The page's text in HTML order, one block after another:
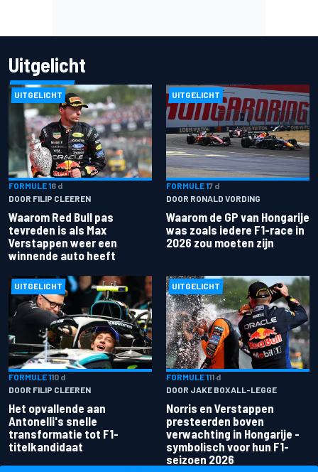
Uitgelicht
UITGELICHT
FORMULE 16 d
DOOR FILIP CLEEREN
Waarom Red Bull pas
tevreden is als Max
Verstappen weer een
winnende auto heeft
UITGELICHT
FORMULE 17 d
DOOR RONALD VORDING
Waarom de GP van Hongarije
was zoals iedere F1-race in
2026 zou moeten zijn
UITGELICHT
FORMULE 110 d
DOOR FILIP CLEEREN
Het opvallende aan
Antonelli's snelle
transformatie tot F1-
titelkandidaat
UITGELICHT
FORMULE 111 d
DOOR JAKE BOXALL-LEGGE
Norris en Verstappen
presteerden boven
verwachting in Hongarije -
symbolisch voor hun F1-
seizoen 2026